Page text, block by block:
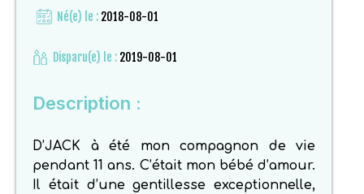
Né(e) le : 2018-08-01
Disparu(e) le : 2019-08-01
Description :
D’JACK à été mon compagnon de vie
pendant 11 ans. C’était mon bébé d’amour.
Il était d’une gentillesse exceptionnelle,